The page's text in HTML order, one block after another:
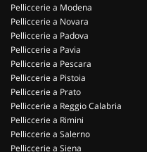
Pelliccerie a Modena
Pelliccerie a Novara
Pelliccerie a Padova
Pelliccerie a Pavia
Pelliccerie a Pescara
Pelliccerie a Pistoia
Pelliccerie a Prato
Pelliccerie a Reggio Calabria
Pelliccerie a Rimini
Pelliccerie a Salerno
Pelliccerie a Siena